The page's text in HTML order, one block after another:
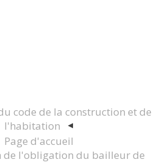
code de la construction et de
l'habitation
Page d'accueil
de l'obligation du bailleur de